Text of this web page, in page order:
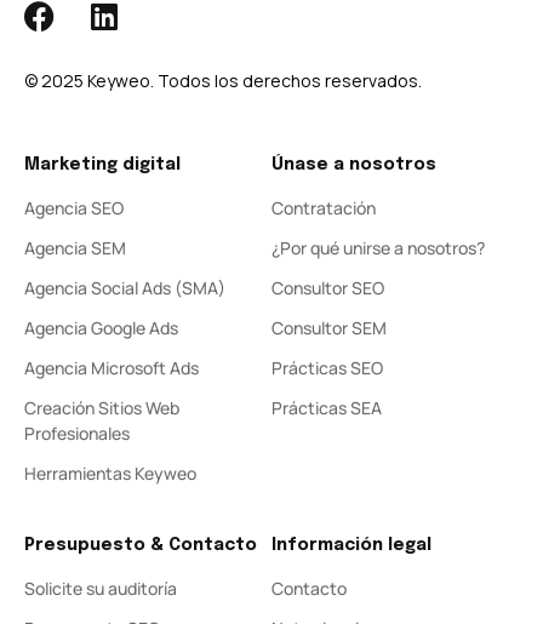
© 2025 Keyweo. Todos los derechos reservados.
Marketing digital
Agencia SEO
Agencia SEM
Agencia Social Ads (SMA)
Agencia Google Ads
Agencia Microsoft Ads
Creación Sitios Web
Profesionales
Herramientas Keyweo
Únase a nosotros
Contratación
¿Por qué unirse a nosotros?
Consultor SEO
Consultor SEM
Prácticas SEO
Prácticas SEA
Presupuesto & Contacto
Solicite su auditoría
Información legal
Contacto